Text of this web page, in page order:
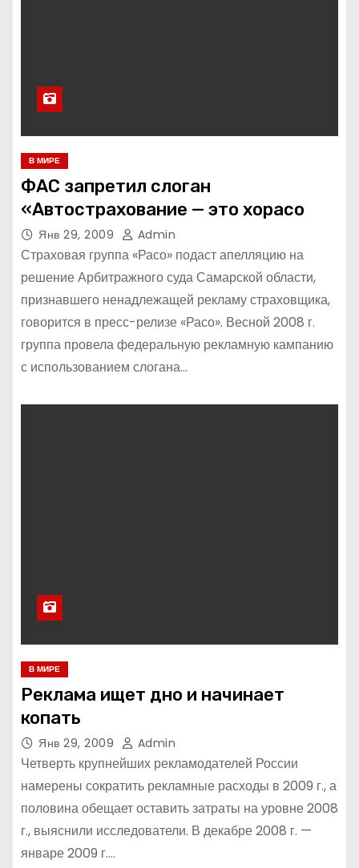
В МИРЕ
ФАС запретил слоган
«Автострахование — это хорасо
Янв 29, 2009 Admin
Страховая группа «Расо» подаст апелляцию на
решение Арбитражного суда Самарской области,
признавшего ненадлежащей рекламу страховщика,
говорится в пресс-релизе «Расо». Весной 2008 г.
группа провела федеральную рекламную кампанию
с использованием слогана…
В МИРЕ
Реклама ищет дно и начинает
копать
Янв 29, 2009 Admin
Четверть крупнейших рекламодателей России
намерены сократить рекламные расходы в 2009 г., а
половина обещает оставить затраты на уровне 2008
г., выяснили исследователи. В декабре 2008 г. —
январе 2009 г.…